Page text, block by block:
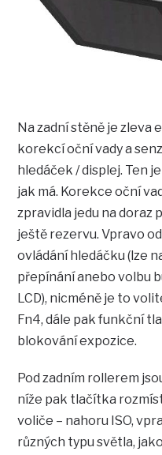
Na zadní stěně je
korekcí oční vady a
hledáček / displej. Ten
jak má. Korekce oční
zpravidla jedu na doraz
ještě rezervu. Vpravo
ovládání hledáčku (lze
přepínání anebo volbu
LCD), nicméně je to
Fn4, dále pak funkční
blokování expozice.
Pod zadním rollerem
níže pak tlačítka
voliče – nahoru ISO,
různých typu světla,